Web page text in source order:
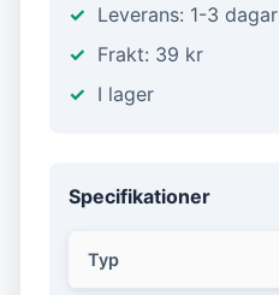
Leverans: 1-3 dagar
Frakt: 39 kr
I lager
Specifikationer
Typ